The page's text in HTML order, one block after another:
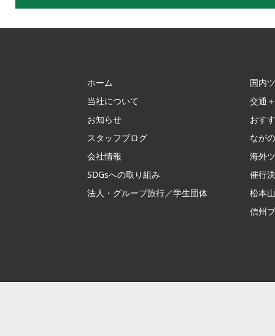
ホーム
当社について
お知らせ
スタッフブログ
会社情報
SDGsへの取り組み
法人・グループ旅行／学生団体
国内
交通
おす
なが
海外
催行
松本
信州